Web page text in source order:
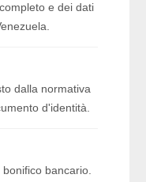
e dei dati
dalla normativa
d'identità.
bancario.